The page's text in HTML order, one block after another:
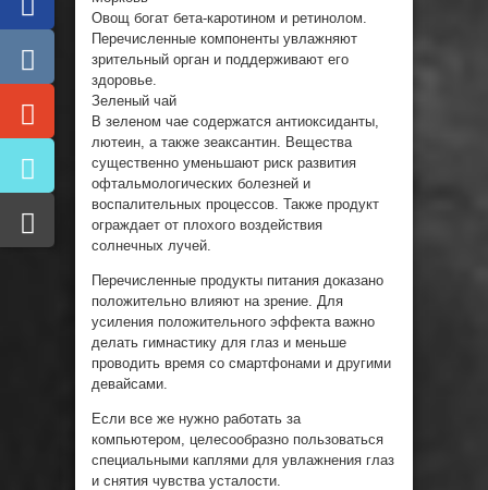
Овощ богат бета-каротином и ретинолом.
Перечисленные компоненты увлажняют
зрительный орган и поддерживают его
здоровье.
Зеленый чай
В зеленом чае содержатся антиоксиданты,
лютеин, а также зеаксантин. Вещества
существенно уменьшают риск развития
офтальмологических болезней и
воспалительных процессов. Также продукт
ограждает от плохого воздействия
солнечных лучей.
Перечисленные продукты питания доказано
положительно влияют на зрение. Для
усиления положительного эффекта важно
делать гимнастику для глаз и меньше
проводить время со смартфонами и другими
девайсами.
Если все же нужно работать за
компьютером, целесообразно пользоваться
специальными каплями для увлажнения глаз
и снятия чувства усталости.